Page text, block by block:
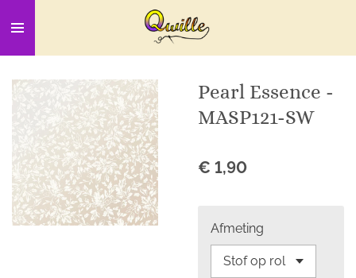
direct
naar
de
hoofdinhoud
Pearl Essence -
MASP121-SW
€ 1,90
Afmeting